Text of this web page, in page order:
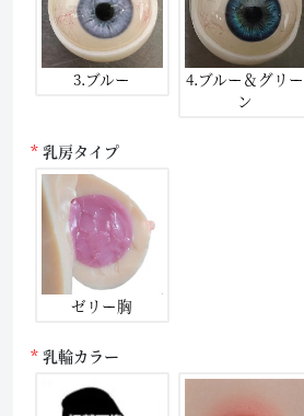
3.ブルー
4.ブルー＆グリー
ン
乳房タイプ
ゼリー胸
乳輪カラー